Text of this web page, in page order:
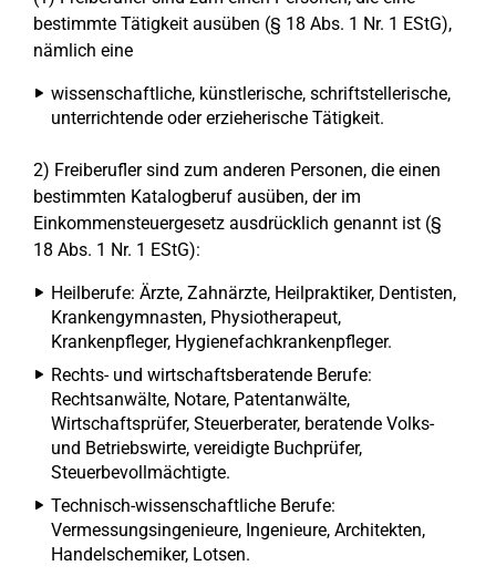
bestimmte Tätigkeit ausüben (§ 18 Abs. 1 Nr. 1 EStG),
nämlich eine
wissenschaftliche, künstlerische, schriftstellerische,
unterrichtende oder erzieherische Tätigkeit.
2) Freiberufler sind zum anderen Personen, die einen
bestimmten Katalogberuf ausüben, der im
Einkommensteuergesetz ausdrücklich genannt ist (§
18 Abs. 1 Nr. 1 EStG):
Heilberufe: Ärzte, Zahnärzte, Heilpraktiker, Dentisten,
Krankengymnasten, Physiotherapeut,
Krankenpfleger, Hygienefachkrankenpfleger.
Rechts- und wirtschaftsberatende Berufe:
Rechtsanwälte, Notare, Patentanwälte,
Wirtschaftsprüfer, Steuerberater, beratende Volks-
und Betriebswirte, vereidigte Buchprüfer,
Steuerbevollmächtigte.
Technisch-wissenschaftliche Berufe:
Vermessungsingenieure, Ingenieure, Architekten,
Handelschemiker, Lotsen.